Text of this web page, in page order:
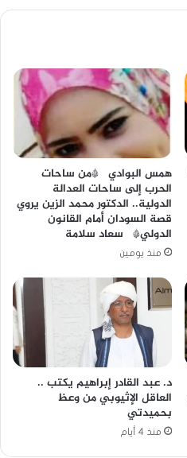
همس البوادي *من ساحات
الحرب إلى ساحات العدالة
الدولية.. الدكتور محمد الزين يروي
قصة السودان أمام القانون
الدولي* سعاد سلامة
منذ يومين
د. عبد القادر إبراهيم يكتب ..
العاقل الإثيوبي من وعظ
بحميدتي
منذ 4 أيام